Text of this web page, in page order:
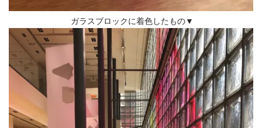
ガラスブロックに着色したもの▼